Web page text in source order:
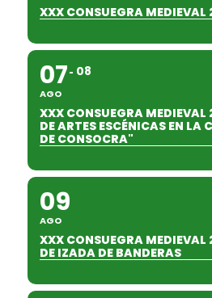
XXX CONSUEGRA MEDIEVAL
07
AGO
08
XXX CONSUEGRA
DE ARTES ESCÉNICAS EN LA
DE CONSOCRA"
09
AGO
XXX CONSUEGRA
DE IZADA DE BANDERAS